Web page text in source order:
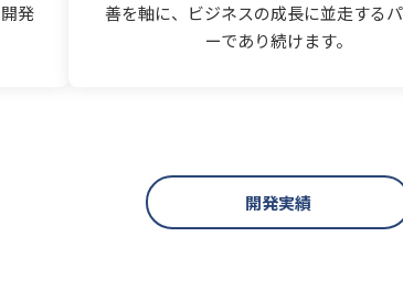
発
善を軸に、ビジネスの成長に並走する
ーであり続けます。
開発実績